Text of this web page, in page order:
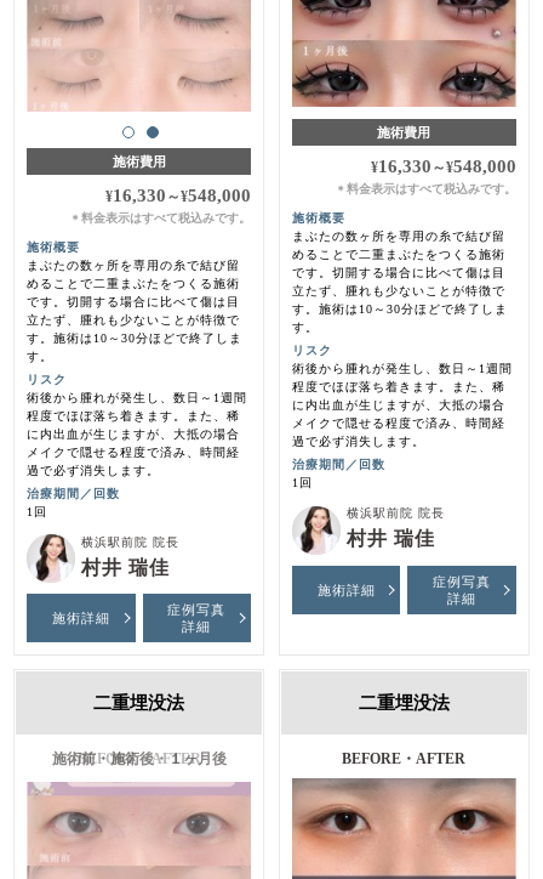
施術費用
¥16,330 ～¥548,000
＊料金表示はすべて税込みです。
施術概要
まぶたの数ヶ所を専用の糸で結び留
めることで二重まぶたをつくる施術
です。切開する場合に比べて傷は目
立たず、腫れも少ないことが特徴で
す。施術は10～30分ほどで終了しま
す。
リスク
術後から腫れが発生し、数日～1週間
程度でほぼ落ち着きます。また、稀
に内出血が生じますが、大抵の場合
メイクで隠せる程度で済み、時間経
過で必ず消失します。
治療期間／回数
1回
横浜駅前院 院長
村井 瑞佳
施術詳細
症例写真
詳細
施術費用
¥16,330 ～¥548,000
＊ 料金表示はすべて税込みです。
施術概要
まぶたの数ヶ所を専用の糸で結び留
めることで二重まぶたをつくる施術
です。切開する場合に比べて傷は目
立たず、腫れも少ないことが特徴で
す。施術は10～30分ほどで終了しま
す。
リスク
術後から腫れが発生し、数日～1週間
程度でほぼ落ち着きます。また、稀
に内出血が生じますが、大抵の場合
メイクで隠せる程度で済み、時間経
過で必ず消失します。
治療期間／回数
1回
横浜駅前院 院長
村井 瑞佳
施術詳細
症例写真
詳細
二重埋没法
施術前・施術後・１ヶ月後
二重埋没法
BEFORE・AFTER